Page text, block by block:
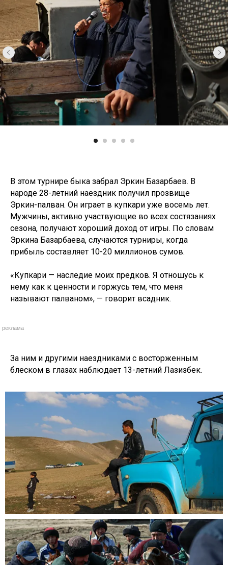
В этом турнире быка забрал Эркин Базарбаев. В
народе 28-летний наездник получил прозвище
Эркин-палван. Он играет в купкари уже восемь лет.
Мужчины, активно участвующие во всех состязаниях
сезона, получают хороший доход от игры. По словам
Эркина Базарбаева, случаются турниры, когда
прибыль составляет 10-20 миллионов сумов.
«Купкари — наследие моих предков. Я отношусь к
нему как к ценности и горжусь тем, что меня
называют палваном», — говорит всадник.
реклама
За ним и другими наездниками с восторженным
блеском в глазах наблюдает 13-летний Лазизбек.